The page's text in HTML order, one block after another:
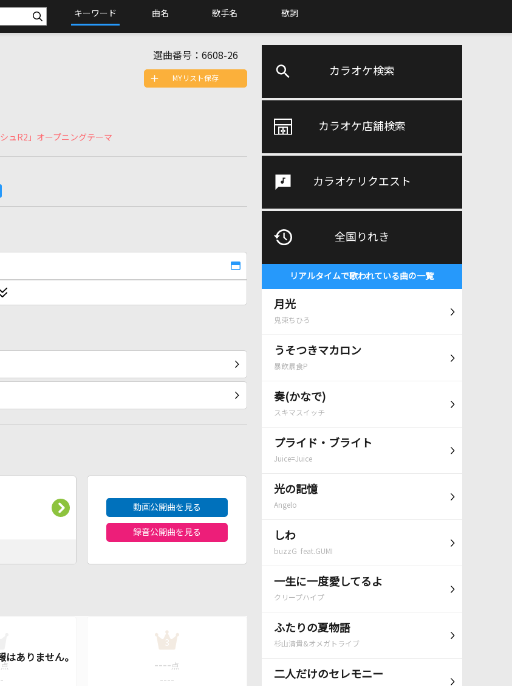
キーワード 曲名 歌手名 歌詞
カラオケ検索
カラオケ店舗検索
カラオケリクエスト
全国りれき
リアルタイムで歌われている曲の一覧
月光
鬼束ちひろ
うそつきマカロン
暴飲暴食P
奏(かなで)
スキマスイッチ
プライド・ブライト
Juice=Juice
光の記憶
Angelo
しわ
buzzG feat.GUMI
一生に一度愛してるよ
クリープハイプ
ふたりの夏物語
杉山清貴&オメガトライブ
二人だけのセレモニー
選曲番号： 6608-26
ュR2」オープニングテーマ
MYリスト保存
動画公開曲を見る
録音公開曲を見る
点
3
---- 点
----